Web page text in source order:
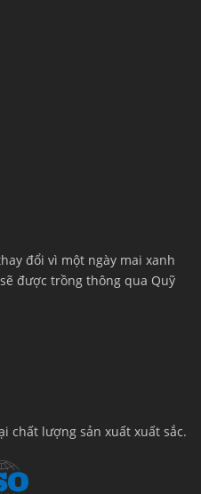
đổi vì một ngày mai xanh
được trồng thông qua Quỹ
chất lượng sản xuất xuất sắc.